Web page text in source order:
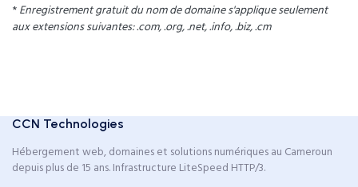
*Enregistrement gratuit du nom de domaine s'applique seulement
aux extensions suivantes: .com, .org, .net, .info, .biz, .cm
CCN Technologies
Hébergement web, domaines et solutions numériques au Cameroun
depuis plus de 15 ans. Infrastructure LiteSpeed HTTP/3.